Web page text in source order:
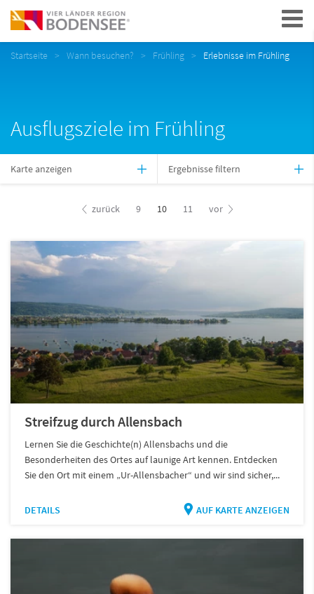
Navigation
Startseite Wann besuchen? Frühling Erlebnisse im Frühling
Ausflugsziele im Frühling
Karte anzeigen Ergebnisse filtern
zurück 9 10 11 vor
Streifzug durch Allensbach
Lernen Sie die Geschichte(n) Allensbachs und die
Besonderheiten des Ortes auf launige Art kennen. Entdecken
Sie den Ort mit einem „Ur-Allensbacher“ und wir sind sicher,...
DETAILS AUF KARTE ANZEIGEN